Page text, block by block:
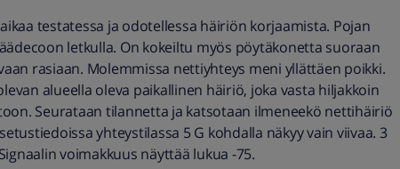
testatessa ja odotellessa häiriön korjaamista. Pojan
letkulla. On kokeiltu myös pöytäkonetta suoraan
rasiaan. Molemmissa nettiyhteys meni yllättäen poikki.
alueella oleva paikallinen häiriö, joka vasta hiljakkoin
Seurataan tilannetta ja katsotaan ilmeneekö nettihäiriö
yhteystilassa 5 G kohdalla näkyy vain viivaa. 3
voimakkuus näyttää lukua -75.